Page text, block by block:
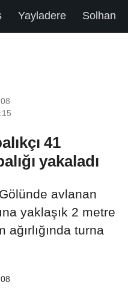
Yayladere Solhan
41
yakaladı
avlanan
yaklaşık 2 metre
turna